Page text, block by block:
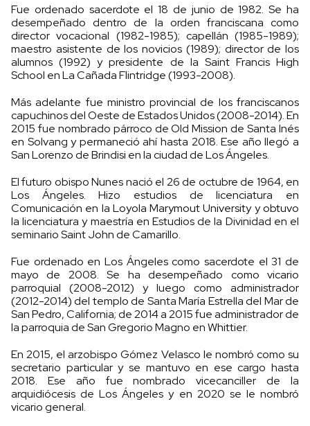
Fue ordenado sacerdote el 18 de junio de 1982. Se ha
desempeñado dentro de la orden franciscana como
director vocacional (1982-1985); capellán (1985-1989);
maestro asistente de los novicios (1989); director de los
alumnos (1992) y presidente de la Saint Francis High
School en La Cañada Flintridge (1993-2008).
Más adelante fue ministro provincial de los franciscanos
capuchinos del Oeste de Estados Unidos (2008-2014). En
2015 fue nombrado párroco de Old Mission de Santa Inés
en Solvang y permaneció ahí hasta 2018. Ese año llegó a
San Lorenzo de Brindisi en la ciudad de Los Ángeles.
El futuro obispo Nunes nació el 26 de octubre de 1964, en
Los Ángeles. Hizo estudios de licenciatura en
Comunicación en la Loyola Marymout University y obtuvo
la licenciatura y maestría en Estudios de la Divinidad en el
seminario Saint John de Camarillo.
Fue ordenado en Los Ángeles como sacerdote el 31 de
mayo de 2008. Se ha desempeñado como vicario
parroquial (2008-2012) y luego como administrador
(2012-2014) del templo de Santa María Estrella del Mar de
San Pedro, California; de 2014 a 2015 fue administrador de
la parroquia de San Gregorio Magno en Whittier.
En 2015, el arzobispo Gómez Velasco le nombró como su
secretario particular y se mantuvo en ese cargo hasta
2018. Ese año fue nombrado vicecanciller de la
arquidiócesis de Los Ángeles y en 2020 se le nombró
vicario general.